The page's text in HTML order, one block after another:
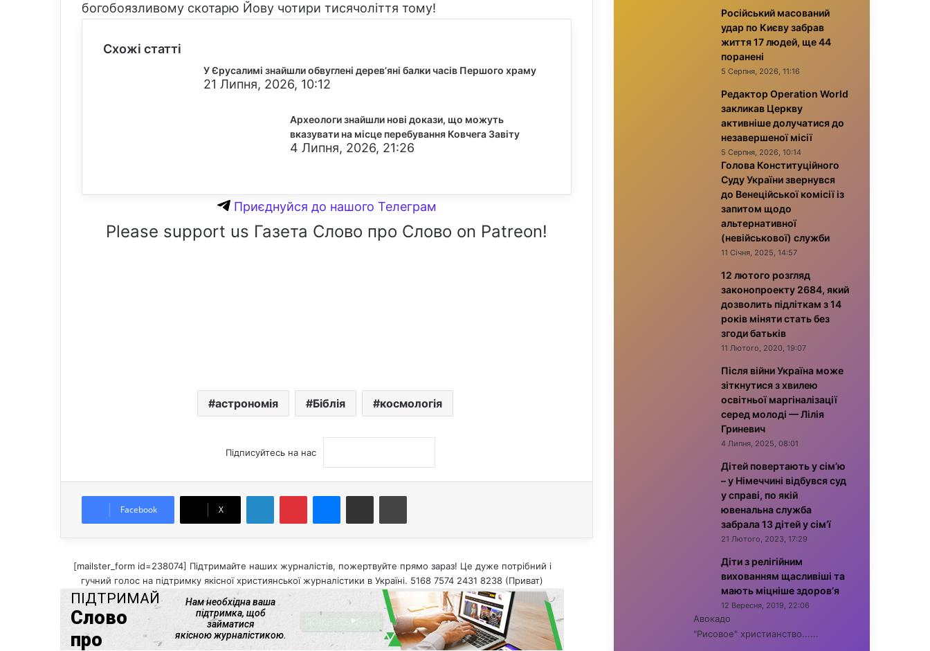
богобоязливому скотарю Йову чотири тисячоліття тому!
Схожі статті
У Єрусалимі знайшли обвуглені дерев’яні балки часів Першого храму
21 Липня, 2026, 10:12
Археологи знайшли нові докази, що можуть
вказувати на місце перебування Ковчега Завіту
4 Липня, 2026, 21:26
Приєднуйся до нашого Телеграм
Please support us Газета Слово про Слово on Patreon!
астрономія Біблія космологія
Підписуйтесь на нас
Facebook X
Поділитися електронною поштою
[mailster_form id=238074] Підтримайте наших журналістів, пожертвуйте прямо зараз! Це дуже потрібний і
гучний голос на підтримку якісної християнської журналістики в Україні. 5168 7574 2431 8238 (Приват)
Російський масований
удар по Києву забрав
життя 17 людей, ще 44
поранені
5 Серпня, 2026, 11:16
Редактор Operation World
закликав Церкву
активніше долучатися до
незавершеної місії
5 Серпня, 2026, 10:14
Голова Конституційного
Суду України звернувся
до Венеційської комісії із
запитом щодо
альтернативної
(невійськової) служби
11 Січня, 2025, 14:57
12 лютого розгляд
законопроекту 2684, який
дозволить підліткам з 14
років міняти стать без
згоди батьків
11 Лютого, 2020, 19:07
Після війни Україна може
зіткнутися з хвилею
освітньої маргіналізації
серед молоді — Лілія
Гриневич
4 Липня, 2025, 08:01
Дітей повертають у сім’ю
– у Німеччині відбувся суд
у справі, по якій
ювенальна служба
забрала 13 дітей у сім’ї
21 Лютого, 2023, 17:29
Діти з релігійним
вихованням щасливіші та
мають міцніше здоров’я
12 Вересня, 2019, 22:06
Авокадо
"Рисовое" христианство......